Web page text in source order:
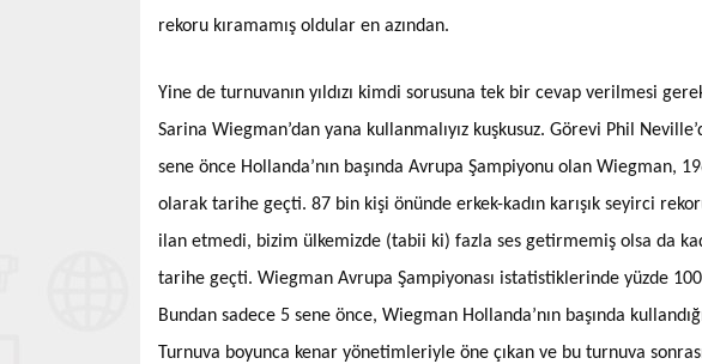
rekoru kıramamış oldular en azından.
Yine de turnuvanın yıldızı kimdi sorusuna tek bir cevap verilmesi
Sarina Wiegman’dan yana kullanmalıyız kuşkusuz. Görevi Phil
sene önce Hollanda’nın başında Avrupa Şampiyonu olan Wiegman,
olarak tarihe geçti. 87 bin kişi önünde erkek-kadın karışık seyirci
ilan etmedi, bizim ülkemizde (tabii ki) fazla ses getirmemiş olsa da
tarihe geçti. Wiegman Avrupa Şampiyonası istatistiklerinde yüzde
Bundan sadece 5 sene önce, Wiegman Hollanda’nın başında
Turnuva boyunca kenar yönetimleriyle öne çıkan ve bu turnuva